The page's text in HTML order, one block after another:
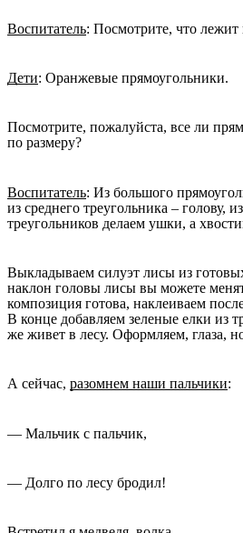
Воспитатель: Посмотрите, что лежит
Дети: Оранжевые прямоугольники.
Посмотрите, пожалуйста, все ли
по размеру?
Воспитатель: Из большого
из среднего треугольника – голову,
треугольников делаем ушки, а
Выкладываем силуэт лисы из
наклон головы лисы вы можете
композиция готова, наклеиваем
В конце добавляем зеленые елки из
же живет в лесу. Оформляем, глаза,
А сейчас, разомнем наши пальчики:
— Мальчик с пальчик,
— Долго по лесу бродил!